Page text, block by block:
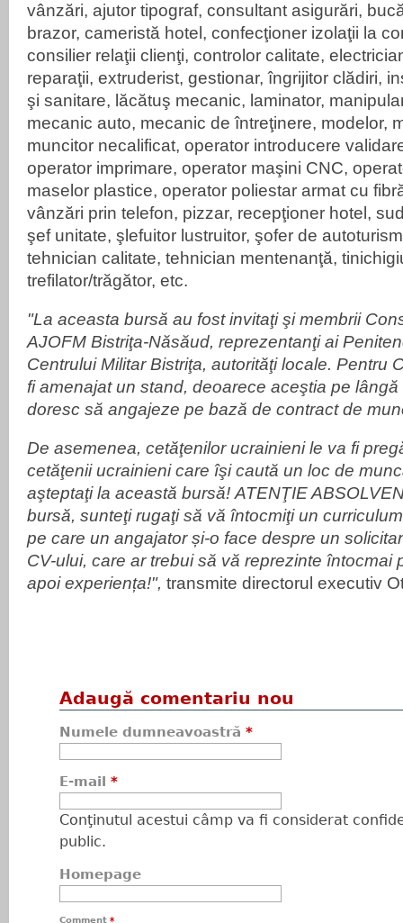
vânzări, ajutor tipograf, consultant asigurări,
brazor, cameristă hotel, confecţioner izolaţii la
consilier relaţii clienţi, controlor calitate,
reparaţii, extruderist, gestionar, îngrijitor clădiri,
şi sanitare, lăcătuş mecanic, laminator,
mecanic auto, mecanic de întreţinere, modelor,
muncitor necalificat, operator introducere
operator imprimare, operator maşini CNC,
maselor plastice, operator poliestar armat cu
vânzări prin telefon, pizzar, recepţioner hotel,
şef unitate, şlefuitor lustruitor, şofer de
tehnician calitate, tehnician mentenanţă,
trefilator/trăgător, etc.
"La aceasta bursă au fost invitaţi şi membrii
AJOFM Bistriţa-Năsăud, reprezentanţi ai
Centrului Militar Bistriţa, autorităţi locale. Pentru
fi amenajat un stand, deoarece aceştia pe
doresc să angajeze pe bază de contract de
De asemenea, cetăţenilor ucrainieni le va fi
cetăţenii ucrainieni care îşi caută un loc de
aşteptaţi la această bursă! ATENŢIE
bursă, sunteţi rugaţi să vă întocmiţi un
pe care un angajator și-o face despre un
CV-ului, care ar trebui să vă reprezinte întocmai
apoi experiența!", transmite directorul executiv
Adaugă comentariu nou
Numele dumneavoastră *
E-mail *
Conţinutul acestui câmp va fi considerat
public.
Homepage
Comment *